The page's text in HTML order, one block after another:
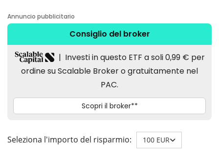
Seleziona l'importo del risparmio: 100 EUR